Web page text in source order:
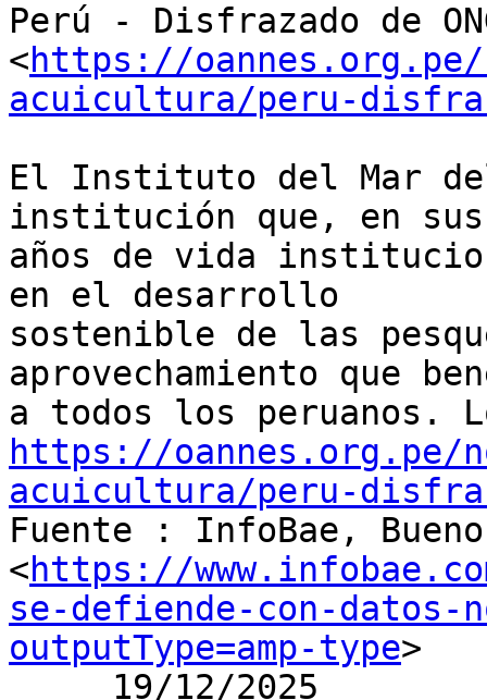
Perú - Disfrazado de
<https://
acuicultura/peru-
El Instituto del Mar del
institución que, en
años de vida
en el desarrollo
sostenible de las
aprovechamiento que
https://oannes.org.pe/
acuicultura/peru-
Fuente : InfoBae,
<https://
se-defiende-con-datos-
outputType=amp-type>